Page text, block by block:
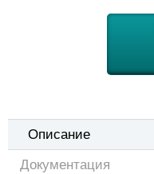
Описание
Документация